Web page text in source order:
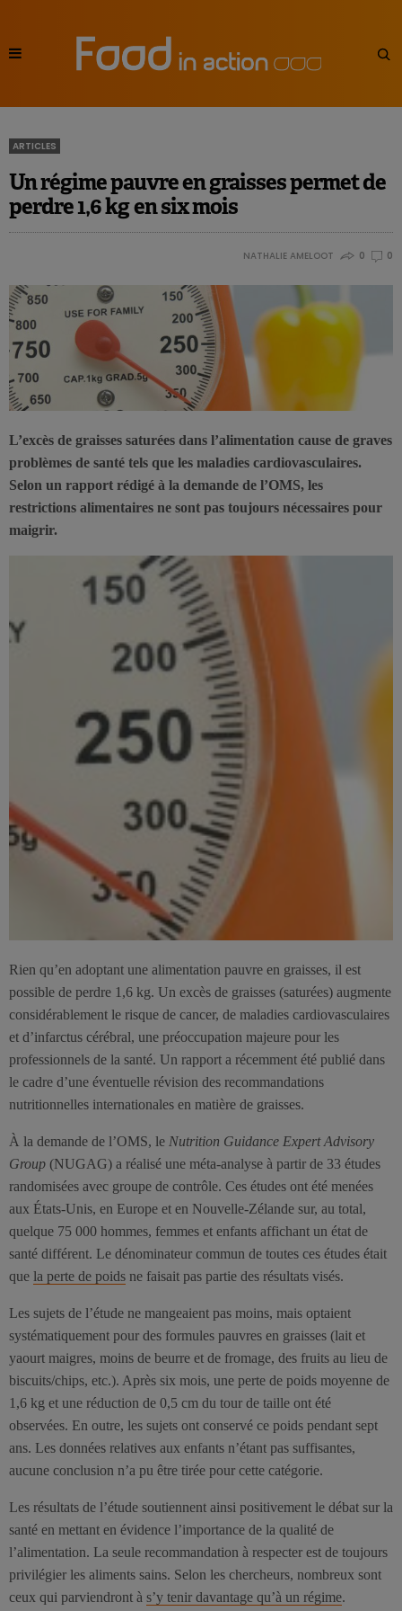
ARTICLES
Un régime pauvre en graisses permet de
perdre 1,6 kg en six mois
NATHALIE AMELOOT 0 0
L’excès de graisses saturées dans l’alimentation cause de graves
problèmes de santé tels que les maladies cardiovasculaires.
Selon un rapport rédigé à la demande de l’OMS, les
restrictions alimentaires ne sont pas toujours nécessaires pour
maigrir.
Rien qu’en adoptant une alimentation pauvre en graisses, il est
possible de perdre 1,6 kg. Un excès de graisses (saturées) augmente
considérablement le risque de cancer, de maladies cardiovasculaires
et d’infarctus cérébral, une préoccupation majeure pour les
professionnels de la santé. Un rapport a récemment été publié dans
le cadre d’une éventuelle révision des recommandations
nutritionnelles internationales en matière de graisses.
À la demande de l’OMS, le Nutrition Guidance Expert Advisory
Group (NUGAG) a réalisé une méta-analyse à partir de 33 études
randomisées avec groupe de contrôle. Ces études ont été menées
aux États-Unis, en Europe et en Nouvelle-Zélande sur, au total,
quelque 75 000 hommes, femmes et enfants affichant un état de
santé différent. Le dénominateur commun de toutes ces études était
que la perte de poids ne faisait pas partie des résultats visés.
Les sujets de l’étude ne mangeaient pas moins, mais optaient
systématiquement pour des formules pauvres en graisses (lait et
yaourt maigres, moins de beurre et de fromage, des fruits au lieu de
biscuits/chips, etc.). Après six mois, une perte de poids moyenne de
1,6 kg et une réduction de 0,5 cm du tour de taille ont été
observées. En outre, les sujets ont conservé ce poids pendant sept
ans. Les données relatives aux enfants n’étant pas suffisantes,
aucune conclusion n’a pu être tirée pour cette catégorie.
Les résultats de l’étude soutiennent ainsi positivement le débat sur la
santé en mettant en évidence l’importance de la qualité de
l’alimentation. La seule recommandation à respecter est de toujours
privilégier les aliments sains. Selon les chercheurs, nombreux sont
ceux qui parviendront à s’y tenir davantage qu’à un régime.